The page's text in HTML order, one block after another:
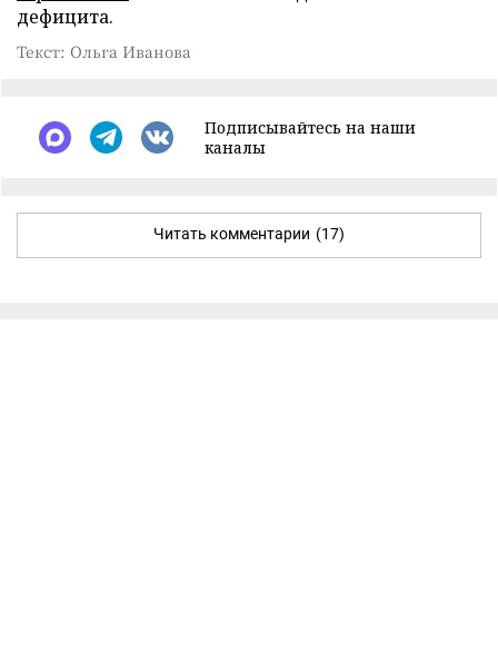
дефицита.
Текст: Ольга Иванова
Подписывайтесь на наши
каналы
Читать комментарии (17)